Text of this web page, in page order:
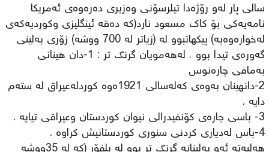
سالی پار لەو رۆژەدا تیلرسۆنی وەزیری دەرەوەی ئەمریكا
نامەیەكی بۆ كاك مسعود نارد(كە دەقە ئینگلیزی وكوردیەكەی
لەخوارەوەیە) پیكهاتبوو لە (زیاتر لە 700 ووشە) زۆری بەلینی
گەورەی تیدا بوو ، لەهەمویان گرنگ تر : 1-دان هینانی
بەمافی چارەنوس
2-دانهینان بەوەی كەلەسالی 1921ەوە كوردلەعیراق لە ستەم
دایە .
3- باسی چارەی كۆنفیدرالی نیوان كوردستان وعیراقی تیایە .
4-باس لەدیاری كردنی سنوری كوردستانیش كراوە .